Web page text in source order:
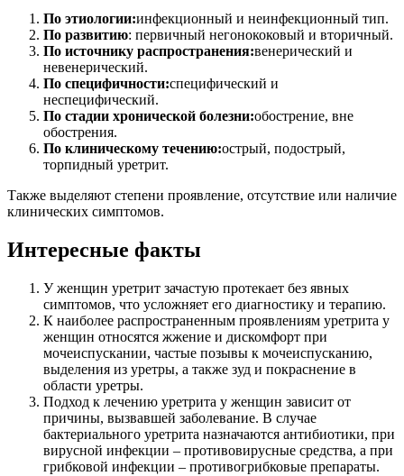
По этиологии:инфекционный и неинфекционный тип.
По развитию: первичный негонококовый и вторичный.
По источнику распространения:венерический и
невенерический.
По специфичности:специфический и
неспецифический.
По стадии хронической болезни:обострение, вне
обострения.
По клиническому течению:острый, подострый,
торпидный уретрит.
Также выделяют степени проявление, отсутствие или наличие
клинических симптомов.
Интересные факты
У женщин уретрит зачастую протекает без явных
симптомов, что усложняет его диагностику и терапию.
К наиболее распространенным проявлениям уретрита у
женщин относятся жжение и дискомфорт при
мочеиспускании, частые позывы к мочеиспусканию,
выделения из уретры, а также зуд и покраснение в
области уретры.
Подход к лечению уретрита у женщин зависит от
причины, вызвавшей заболевание. В случае
бактериального уретрита назначаются антибиотики, при
вирусной инфекции – противовирусные средства, а при
грибковой инфекции – противогрибковые препараты.